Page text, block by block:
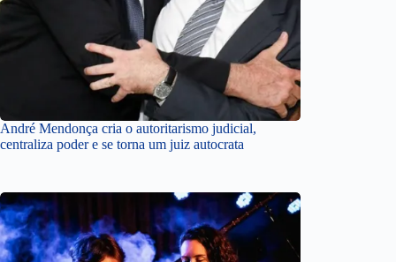
André Mendonça cria o autoritarismo judicial,
centraliza poder e se torna um juiz autocrata